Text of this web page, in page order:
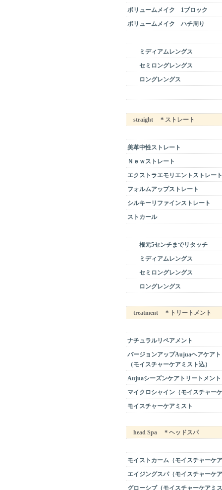
ボリュームメイク 1ブロック
ボリュームメイク ハチ周り
ミディアムレングス
セミロングレングス
ロングレングス
straight ＊ストレート
美革中性ストレート
Ｎｅｗストレート
エクストラエモリエントストレート
フォルムアップストレート
シルキーリファインストレート
ストカール
根元5センチまでリタッチ
ミディアムレングス
セミロングレングス
ロングレングス
treatment ＊トリートメント
ナチュラルリペアメント
バージョンアップAujuaヘアケア
（モイスチャーケアミスト込）
Aujuaシーズンケアトリートメント
マイクロシャイン（モイスチャー
モイスチャーケアミスト
head Spa ＊ヘッドスパ
モイストカーム（モイスチャーケ
エイジングスパ（モイスチャーケ
グローシブ（モイスチャーケアミ